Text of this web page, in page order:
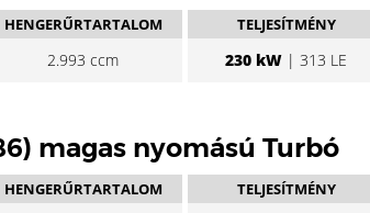
HENGERŰRTARTALOM
2.993 ccm
TELJESÍTMÉNY
230 kW | 313 LE
magas nyomású Turbó
HENGERŰRTARTALOM TELJESÍTMÉNY